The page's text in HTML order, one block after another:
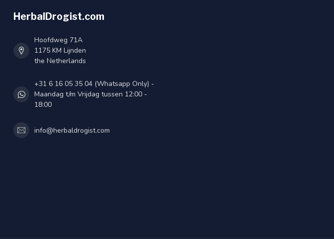
HerbalDrogist.com
Hoofdweg 71A
1175 KM Lijnden
the Netherlands
+31 6 16 05 35 04 (Whatsapp Only) -
Maandag t/m Vrijdag tussen 12:00 -
18:00
info@herbaldrogist.com